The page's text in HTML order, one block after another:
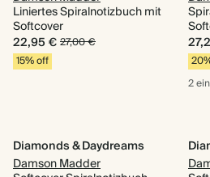
Liniertes Spiralnotizbuch mit
Softcover
22,95 €27,00 €
15% off
2
Diamonds & Daydreams
Damson Madder